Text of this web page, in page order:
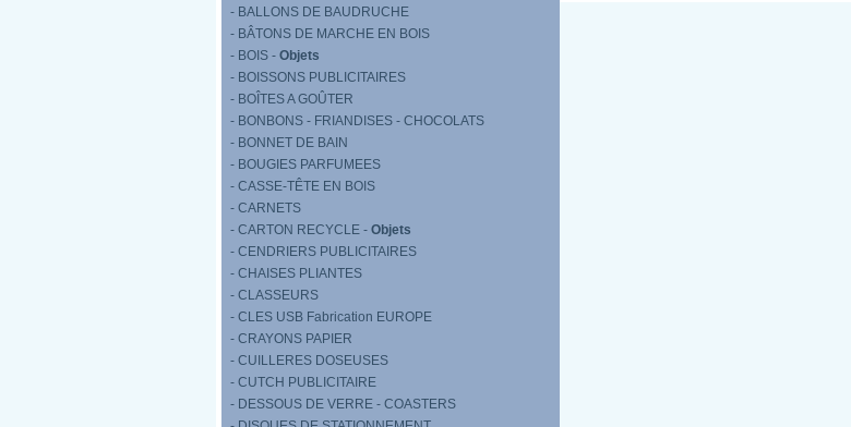
- BALLONS DE BAUDRUCHE
- BÂTONS DE MARCHE EN BOIS
- BOIS - Objets
- BOISSONS PUBLICITAIRES
- BOÎTES A GOÛTER
- BONBONS - FRIANDISES - CHOCOLATS
- BONNET DE BAIN
- BOUGIES PARFUMEES
- CASSE-TÊTE EN BOIS
- CARNETS
- CARTON RECYCLE - Objets
- CENDRIERS PUBLICITAIRES
- CHAISES PLIANTES
- CLASSEURS
- CLES USB Fabrication EUROPE
- CRAYONS PAPIER
- CUILLERES DOSEUSES
- CUTCH PUBLICITAIRE
- DESSOUS DE VERRE - COASTERS